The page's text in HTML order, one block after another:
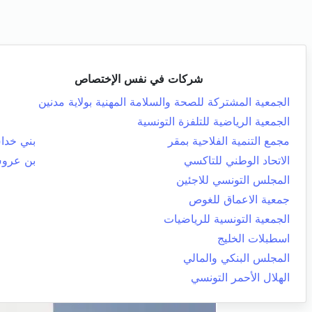
شركات في نفس الإختصاص
الجمعية المشتركة للصحة والسلامة المهنية بولاية مدنين
الجمعية الرياضية للتلفزة التونسية
مجمع التنمية الفلاحية بمقر
بني
الاتحاد الوطني للتاكسي
بن
المجلس التونسي للاجئين
جمعية الاعماق للغوص
الجمعية التونسية للرياضيات
اسطبلات الخليج
المجلس البنكي والمالي
الهلال الأحمر التونسي